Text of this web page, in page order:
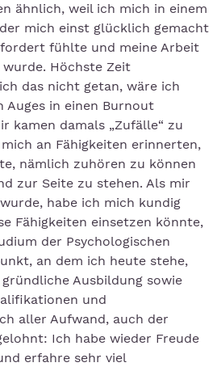
ähnlich, weil ich mich in einem
mich einst glücklich gemacht
fühlte und meine Arbeit
Höchste Zeit
das nicht getan, wäre ich
Auges in einen Burnout
kamen damals „Zufälle“ zu
an Fähigkeiten erinnerten,
nämlich zuhören zu können
zur Seite zu stehen. Als mir
habe ich mich kundig
Fähigkeiten einsetzen könnte,
der Psychologischen
an dem ich heute stehe,
Ausbildung sowie
und
aller Aufwand, auch der
Ich habe wieder Freude
erfahre sehr viel